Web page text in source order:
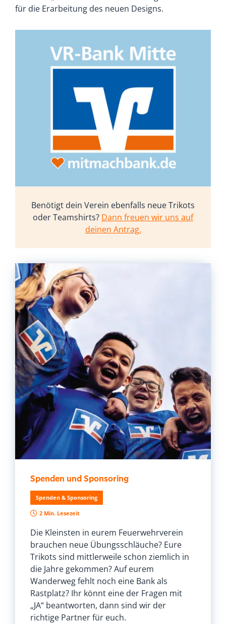
für die Erarbeitung des neuen Designs.
Benötigt dein Verein ebenfalls neue Trikots
oder Teamshirts? Dann freuen wir uns auf
deinen Antrag.
Spenden und Sponsoring
Spenden & Sponsoring
2 Min. Lesezeit
Die Kleinsten in eurem Feuerwehrverein
brauchen neue Übungsschläuche? Eure
Trikots sind mittlerweile schon ziemlich in
die Jahre gekommen? Auf eurem
Wanderweg fehlt noch eine Bank als
Rastplatz? Ihr könnt eine der Fragen mit
„JA“ beantworten, dann sind wir der
richtige Partner für euch.